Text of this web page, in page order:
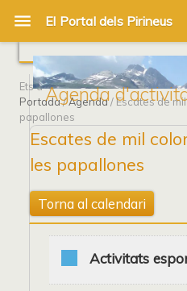
Agenda
Ets a
Portada/Agenda/ Escates de
papallones
Escates de mil
les papallones
Torna al calendari
Activitats